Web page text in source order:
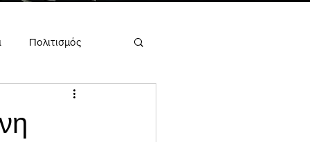
Πολιτισμός